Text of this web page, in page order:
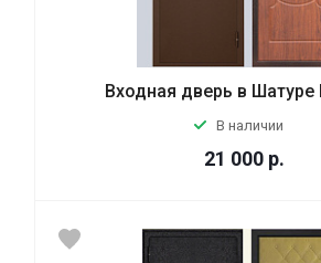
Входная дверь в
В наличии
21 000 р.